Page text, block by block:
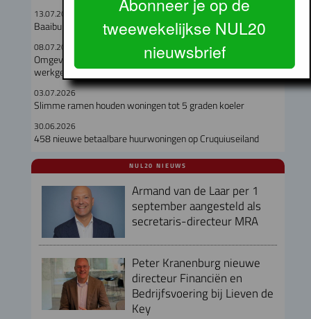
13.07.2026
Baaibuurt West moet eigenzinnige woon-werkwijk worden
08.07.2026
Omgevingsvergunning verleend voor circulair woon-
werkgebouw in Buiksloterham
03.07.2026
Slimme ramen houden woningen tot 5 graden koeler
30.06.2026
458 nieuwe betaalbare huurwoningen op Cruquiuseiland
NUL20 NIEUWS
Armand van de Laar per 1
september aangesteld als
secretaris-directeur MRA
Peter Kranenburg nieuwe
directeur Financiën en
Bedrijfsvoering bij Lieven de
Key
tweewekelijkse NUL20
nieuwsbrief